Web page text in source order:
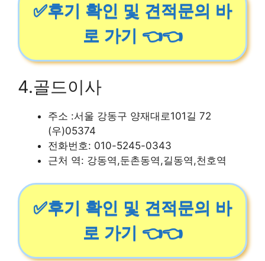
✅후기 확인 및 견적문의 바
로 가기 👈👈
4.골드이사
주소 :서울 강동구 양재대로101길 72
(우)05374
전화번호: 010-5245-0343
근처 역: 강동역,둔촌동역,길동역,천호역
✅후기 확인 및 견적문의 바
로 가기 👈👈